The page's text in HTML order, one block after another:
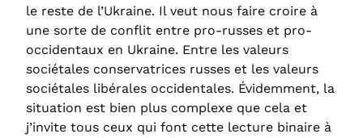
le reste de l’Ukraine. Il veut nous faire croire à
une sorte de conflit entre pro-russes et pro-
occidentaux en Ukraine. Entre les valeurs
sociétales conservatrices russes et les valeurs
sociétales libérales occidentales. Évidemment, la
situation est bien plus complexe que cela et
j’invite tous ceux qui font cette lecture binaire à